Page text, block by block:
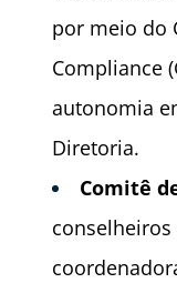
por meio do
Compliance
autonomia
Diretoria.
Comitê